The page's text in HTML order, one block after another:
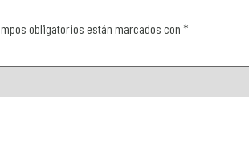
obligatorios están marcados con *